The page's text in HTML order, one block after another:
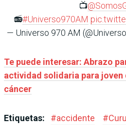
📺
📻#Universo970AM
— Universo 970 AM
Te puede interesar: Abrazo
actividad solidaria para joven
cáncer
Etiquetas: #accidente #